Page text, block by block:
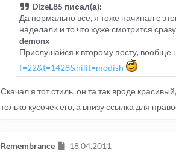
DizeL85 писал(а):
Да нормально всё, я тоже начинал с
наделали и то что хуже смотрится
demonx
Прислушайся к второму посту,
f=22&t=1428&hilit=modish
Скачал я тот стиль, он та так вроде
только кусочек его, а внизу ссылка для
Remembrance Сообщение
18.04.2011